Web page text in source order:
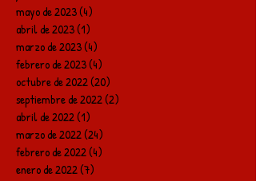
mayo de 2023(4)
abril de 2023(1)
marzo de 2023(4)
febrero de 2023(4)
octubre de 2022(20)
septiembre de 2022(2)
abril de 2022(1)
marzo de 2022(24)
febrero de 2022(4)
enero de 2022(7)